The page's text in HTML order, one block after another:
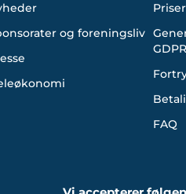
og foreningsliv
Priser
GDPR
FAQ